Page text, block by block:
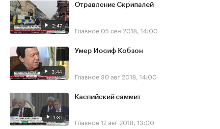
2:47
Отравление Скрипалей
Главное 05 сен 2018, 14:00
3:44
Умер Иосиф Кобзон
Главное30 авг 2018, 14:00
1:31
Каспийский саммит
Главное12 авг 2018, 13:00